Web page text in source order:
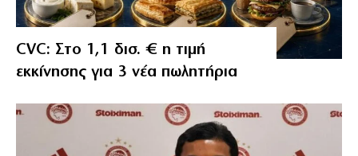
CVC: Στο 1,1 δισ. € η τιμή
εκκίνησης για 3 νέα πωλητήρια